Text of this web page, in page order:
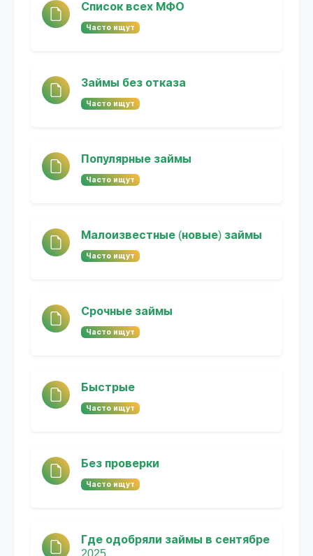
Список всех МФО
Часто ищут
Займы без отказа
Часто ищут
Популярные займы
Часто ищут
Малоизвестные (новые) займы
Часто ищут
Срочные займы
Часто ищут
Быстрые
Часто ищут
Без проверки
Часто ищут
Где одобряли займы в сентябре